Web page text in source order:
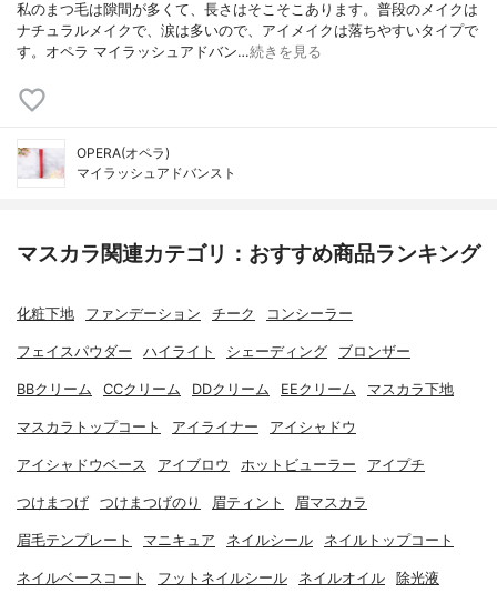
私のまつ毛は隙間が多くて、長さはそこそこあります。普段のメイクは
ナチュラルメイクで、涙は多いので、アイメイクは落ちやすいタイプで
す。オペラ マイラッシュアドバン…続きを見る
OPERA(オペラ)
マイラッシュアドバンスト
マスカラ関連カテゴリ：おすすめ商品ランキング
化粧下地 ファンデーション チーク コンシーラー
フェイスパウダー ハイライト シェーディング ブロンザー
BBクリーム CCクリーム DDクリーム EEクリーム マスカラ下地
マスカラトップコート アイライナー アイシャドウ
アイシャドウベース アイブロウ ホットビューラー アイプチ
つけまつげ つけまつげのり 眉ティント 眉マスカラ
眉毛テンプレート マニキュア ネイルシール ネイルトップコート
ネイルベースコート フットネイルシール ネイルオイル 除光液